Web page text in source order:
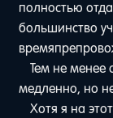
полностью
большинство
Тем не менее
медленно, но
Хотя я на